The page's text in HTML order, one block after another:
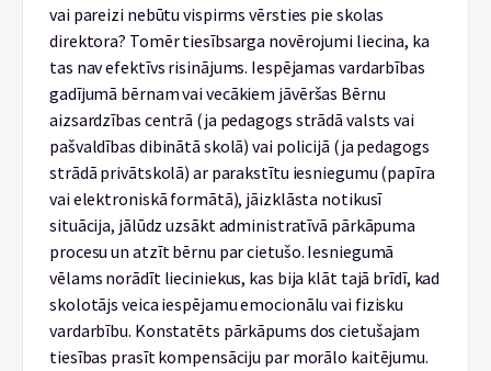
vai pareizi nebūtu vispirms vērsties pie skolas
direktora? Tomēr tiesībsarga novērojumi liecina, ka
tas nav efektīvs risinājums. Iespējamas vardarbības
gadījumā bērnam vai vecākiem jāvēršas Bērnu
aizsardzības centrā (ja pedagogs strādā valsts vai
pašvaldības dibinātā skolā) vai policijā (ja pedagogs
strādā privātskolā) ar parakstītu iesniegumu (papīra
vai elektroniskā formātā), jāizklāsta notikusī
situācija, jālūdz uzsākt administratīvā pārkāpuma
procesu un atzīt bērnu par cietušo. Iesniegumā
vēlams norādīt lieciniekus, kas bija klāt tajā brīdī, kad
skolotājs veica iespējamu emocionālu vai fizisku
vardarbību. Konstatēts pārkāpums dos cietušajam
tiesības prasīt kompensāciju par morālo kaitējumu.